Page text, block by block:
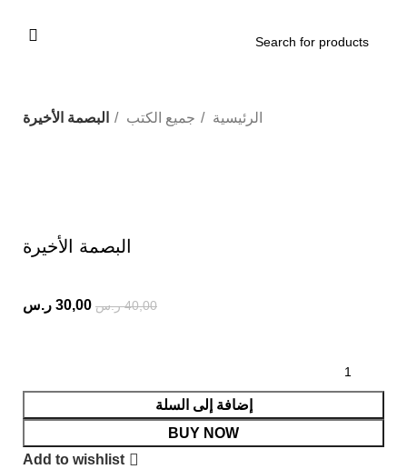
الرئيسية جميع الكتب البصمة الأخيرة
البصمة الأخيرة
40,00 ر.س 30,00 ر.س
إضافة إلى السلة
BUY NOW
Add to wishlist